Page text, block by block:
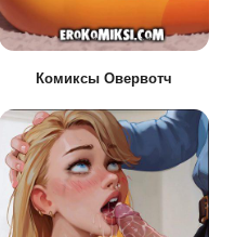
Комиксы Овервотч